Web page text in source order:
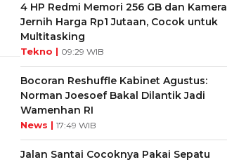
4 HP Redmi Memori 256 GB dan Kamera
Jernih Harga Rp1 Jutaan, Cocok untuk
Multitasking
Tekno | 09:29 WIB
Bocoran Reshuffle Kabinet Agustus:
Norman Joesoef Bakal Dilantik Jadi
Wamenhan RI
News | 17:49 WIB
Jalan Santai Cocoknya Pakai Sepatu